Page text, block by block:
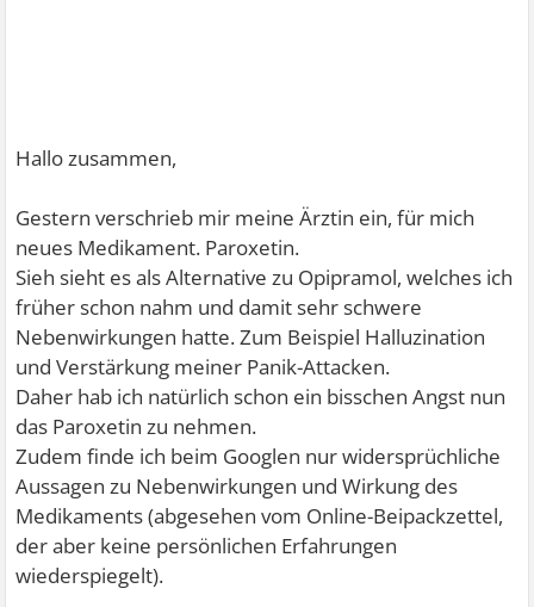
Hallo zusammen,
Gestern verschrieb mir meine Ärztin ein, für mich
neues Medikament. Paroxetin.
Sieh sieht es als Alternative zu Opipramol, welches ich
früher schon nahm und damit sehr schwere
Nebenwirkungen hatte. Zum Beispiel Halluzination
und Verstärkung meiner Panik-Attacken.
Daher hab ich natürlich schon ein bisschen Angst nun
das Paroxetin zu nehmen.
Zudem finde ich beim Googlen nur widersprüchliche
Aussagen zu Nebenwirkungen und Wirkung des
Medikaments (abgesehen vom Online-Beipackzettel,
der aber keine persönlichen Erfahrungen
wiederspiegelt).